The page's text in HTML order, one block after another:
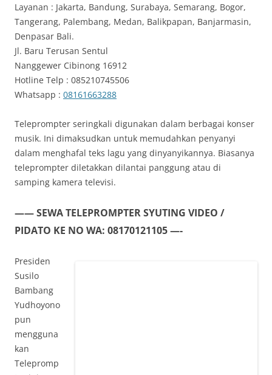
Layanan : Jakarta, Bandung, Surabaya, Semarang, Bogor,
Tangerang, Palembang, Medan, Balikpapan, Banjarmasin,
Denpasar Bali.
Jl. Baru Terusan Sentul
Nanggewer Cibinong 16912
Hotline Telp : 085210745506
Whatsapp : 08161663288
Teleprompter seringkali digunakan dalam berbagai konser
musik. Ini dimaksudkan untuk memudahkan penyanyi
dalam menghafal teks lagu yang dinyanyikannya. Biasanya
teleprompter diletakkan dilantai panggung atau di
samping kamera televisi.
—— SEWA TELEPROMPTER SYUTING VIDEO /
PIDATO KE NO WA: 08170121105 —-
Presiden
Susilo
Bambang
Yudhoyono
pun
mengguna
kan
Telepromp